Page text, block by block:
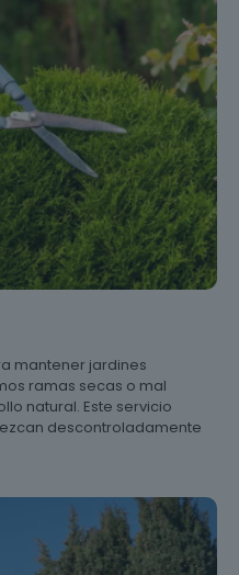
mantener jardines
ramas secas o mal
natural. Este servicio
descontroladamente